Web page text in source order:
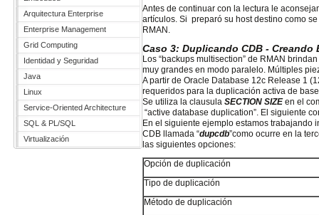
Arquitectura Enterprise
Enterprise Management
Grid Computing
Identidad y Seguridad
Java
Linux
Service-Oriented Architecture
SQL & PL/SQL
Virtualización
Antes de continuar con la lectura le
artículos. Si preparó su host destino como
RMAN.
Caso 3: Duplicando CDB -
Los “backups multisection” de RMAN
muy grandes en modo paralelo. Múltiples
A partir de Oracle Database 12c Release 1
requeridos para la duplicación activa de
Se utiliza la clausula SECTION SIZEen el
“active database duplication”. El siguiente
En el siguiente ejemplo estamos trabajando
CDB llamada “dupcdb”como ocurre en la
las siguientes opciones:
Opción de duplicación
Tipo de duplicación
Método de duplicación